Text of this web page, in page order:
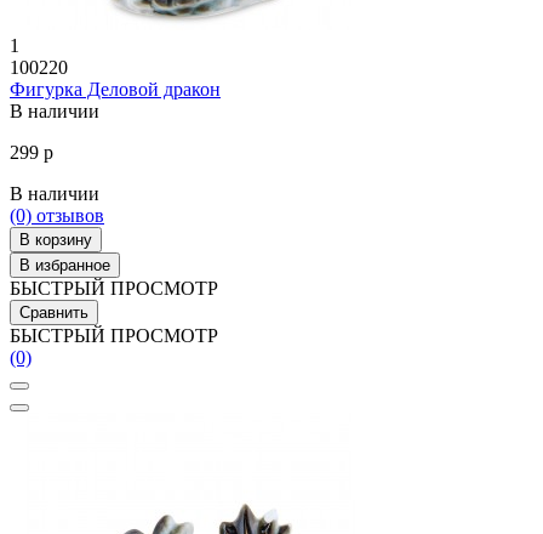
1
100220
Фигурка Деловой дракон
В наличии
299 р
В наличии
(0) отзывов
В корзину
В избранное
БЫСТРЫЙ ПРОСМОТР
Сравнить
БЫСТРЫЙ ПРОСМОТР
(0)